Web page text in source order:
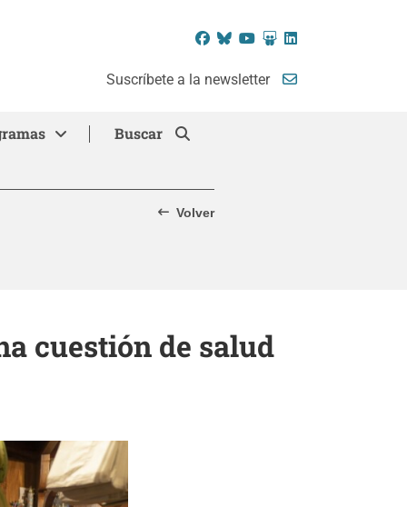
Facebook
BlueskyYouTube
SlideShare
LinkedIn
Suscríbete a la newsletter
Buscar
Volver
cuestión de salud